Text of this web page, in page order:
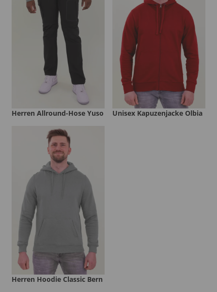
Herren Allround-Hose Yuso Unisex Kapuzenjacke Olbia
Herren Hoodie Classic Bern